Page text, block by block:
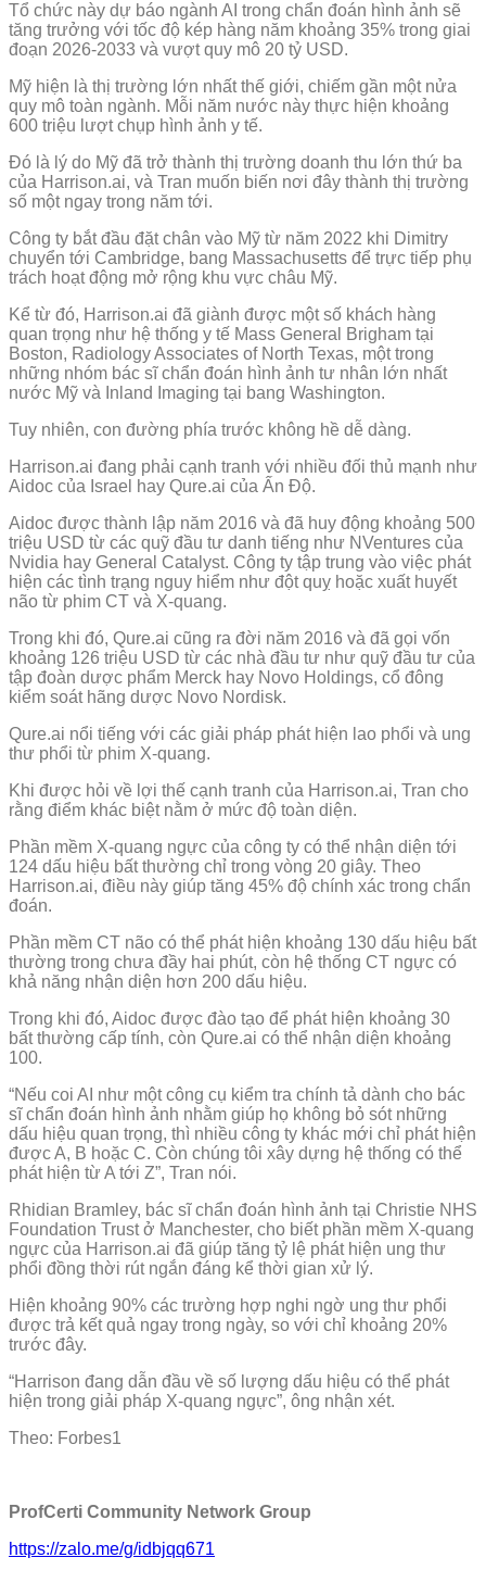
Tổ chức này dự báo ngành AI trong chẩn đoán hình ảnh sẽ
tăng trưởng với tốc độ kép hàng năm khoảng 35% trong giai
đoạn 2026-2033 và vượt quy mô 20 tỷ USD.
Mỹ hiện là thị trường lớn nhất thế giới, chiếm gần một nửa
quy mô toàn ngành. Mỗi năm nước này thực hiện khoảng
600 triệu lượt chụp hình ảnh y tế.
Đó là lý do Mỹ đã trở thành thị trường doanh thu lớn thứ ba
của Harrison.ai, và Tran muốn biến nơi đây thành thị trường
số một ngay trong năm tới.
Công ty bắt đầu đặt chân vào Mỹ từ năm 2022 khi Dimitry
chuyển tới Cambridge, bang Massachusetts để trực tiếp phụ
trách hoạt động mở rộng khu vực châu Mỹ.
Kể từ đó, Harrison.ai đã giành được một số khách hàng
quan trọng như hệ thống y tế Mass General Brigham tại
Boston, Radiology Associates of North Texas, một trong
những nhóm bác sĩ chẩn đoán hình ảnh tư nhân lớn nhất
nước Mỹ và Inland Imaging tại bang Washington.
Tuy nhiên, con đường phía trước không hề dễ dàng.
Harrison.ai đang phải cạnh tranh với nhiều đối thủ mạnh như
Aidoc của Israel hay Qure.ai của Ấn Độ.
Aidoc được thành lập năm 2016 và đã huy động khoảng 500
triệu USD từ các quỹ đầu tư danh tiếng như NVentures của
Nvidia hay General Catalyst. Công ty tập trung vào việc phát
hiện các tình trạng nguy hiểm như đột quỵ hoặc xuất huyết
não từ phim CT và X-quang.
Trong khi đó, Qure.ai cũng ra đời năm 2016 và đã gọi vốn
khoảng 126 triệu USD từ các nhà đầu tư như quỹ đầu tư của
tập đoàn dược phẩm Merck hay Novo Holdings, cổ đông
kiểm soát hãng dược Novo Nordisk.
Qure.ai nổi tiếng với các giải pháp phát hiện lao phổi và ung
thư phổi từ phim X-quang.
Khi được hỏi về lợi thế cạnh tranh của Harrison.ai, Tran cho
rằng điểm khác biệt nằm ở mức độ toàn diện.
Phần mềm X-quang ngực của công ty có thể nhận diện tới
124 dấu hiệu bất thường chỉ trong vòng 20 giây. Theo
Harrison.ai, điều này giúp tăng 45% độ chính xác trong chẩn
đoán.
Phần mềm CT não có thể phát hiện khoảng 130 dấu hiệu bất
thường trong chưa đầy hai phút, còn hệ thống CT ngực có
khả năng nhận diện hơn 200 dấu hiệu.
Trong khi đó, Aidoc được đào tạo để phát hiện khoảng 30
bất thường cấp tính, còn Qure.ai có thể nhận diện khoảng
100.
“Nếu coi AI như một công cụ kiểm tra chính tả dành cho bác
sĩ chẩn đoán hình ảnh nhằm giúp họ không bỏ sót những
dấu hiệu quan trọng, thì nhiều công ty khác mới chỉ phát hiện
được A, B hoặc C. Còn chúng tôi xây dựng hệ thống có thể
phát hiện từ A tới Z”, Tran nói.
Rhidian Bramley, bác sĩ chẩn đoán hình ảnh tại Christie NHS
Foundation Trust ở Manchester, cho biết phần mềm X-quang
ngực của Harrison.ai đã giúp tăng tỷ lệ phát hiện ung thư
phổi đồng thời rút ngắn đáng kể thời gian xử lý.
Hiện khoảng 90% các trường hợp nghi ngờ ung thư phổi
được trả kết quả ngay trong ngày, so với chỉ khoảng 20%
trước đây.
“Harrison đang dẫn đầu về số lượng dấu hiệu có thể phát
hiện trong giải pháp X-quang ngực”, ông nhận xét.
Theo: Forbes1
ProfCerti Community Network Group
https://zalo.me/g/idbjqq671